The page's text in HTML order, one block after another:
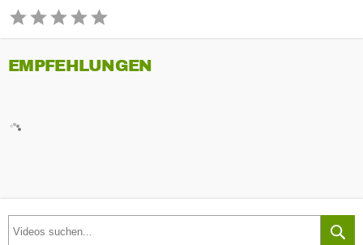
EMPFEHLUNGEN